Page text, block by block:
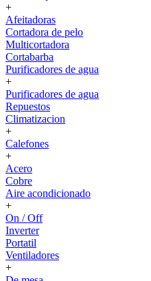
+
Afeitadoras
Cortadora de pelo
Multicortadora
Cortabarba
Purificadores de agua
+
Purificadores de agua
Repuestos
Climatizacion
+
Calefones
+
Acero
Cobre
Aire acondicionado
+
On / Off
Inverter
Portatil
Ventiladores
+